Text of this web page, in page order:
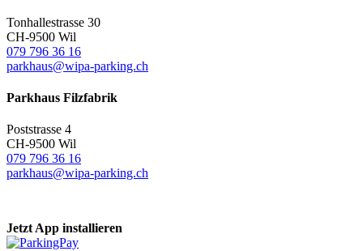
Tonhallestrasse 30
CH-9500 Wil
079 796 36 16
parkhaus@wipa-parking.ch
Parkhaus Filzfabrik
Poststrasse 4
CH-9500 Wil
079 796 36 16
parkhaus@wipa-parking.ch
Jetzt App installieren